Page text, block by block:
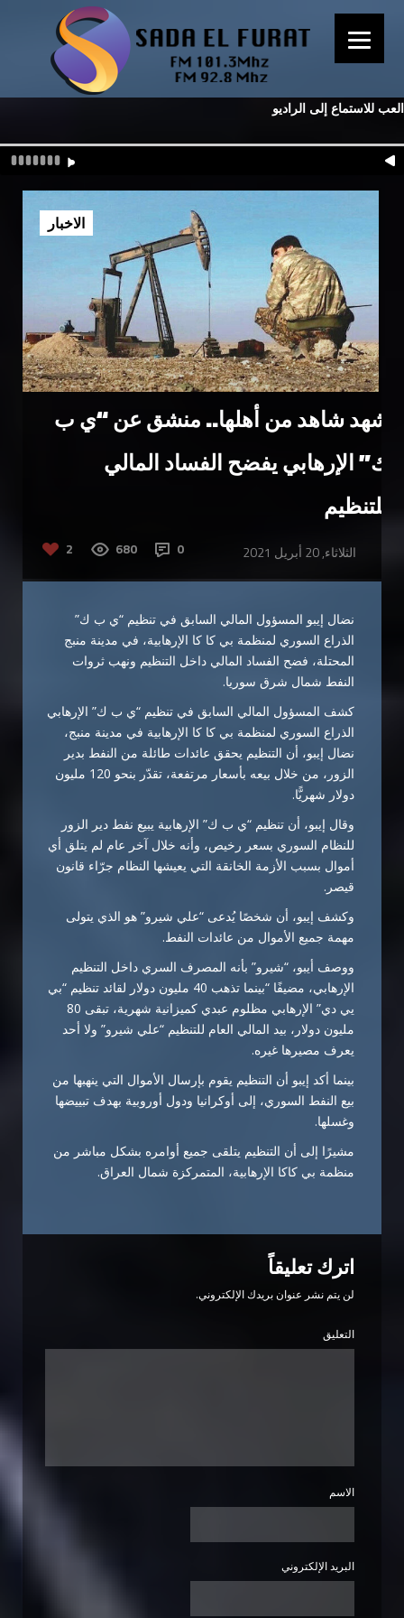
العب للاستماع إلى الراديو
شهد شاهد من أهلها.. منشق عن “ي ب
ك” الإرهابي يفضح الفساد المالي
للتنظيم
2 680 0 الثلاثاء, 20 أبريل 2021
الاخبار
نضال إيبو المسؤول المالي السابق في تنظيم “ي ب ك”
الذراع السوري لمنظمة بي كا كا الإرهابية، في مدينة منبج
المحتلة، فضح الفساد المالي داخل التنظيم ونهب ثروات
النفط شمال شرق سوريا.
كشف المسؤول المالي السابق في تنظيم “ي ب ك” الإرهابي
الذراع السوري لمنظمة بي كا كا الإرهابية في مدينة منبج،
نضال إيبو، أن التنظيم يحقق عائدات طائلة من النفط بدير
الزور، من خلال بيعه بأسعار مرتفعة، تقدّر بنحو 120 مليون
دولار شهريًّا.
وقال إيبو، أن تنظيم “ي ب ك” الإرهابية يبيع نفط دير الزور
للنظام السوري بسعر رخيص، وأنه خلال آخر عام لم يتلق أي
أموال بسبب الأزمة الخانقة التي يعيشها النظام جرّاء قانون
قيصر.
وكشف إيبو، أن شخصًا يُدعى “علي شيرو” هو الذي يتولى
مهمة جميع الأموال من عائدات النفط.
ووصف أيبو، “شيرو” بأنه المصرف السري داخل التنظيم
الإرهابي، مضيفًا “بينما تذهب 40 مليون دولار لقائد تنظيم “بي
يي دي” الإرهابي مظلوم عبدي كميزانية شهرية، تبقى 80
مليون دولار، بيد المالي العام للتنظيم “علي شيرو” ولا أحد
يعرف مصيرها غيره.
بينما أكد إيبو أن التنظيم يقوم بإرسال الأموال التي ينهبها من
بيع النفط السوري، إلى أوكرانيا ودول أوروبية بهدف تبييضها
وغسلها.
مشيرًا إلى أن التنظيم يتلقى جميع أوامره بشكل مباشر من
منظمة بي كاكا الإرهابية، المتمركزة شمال العراق.
اترك تعليقاً
لن يتم نشر عنوان بريدك الإلكتروني.
التعليق
الاسم
البريد الإلكتروني